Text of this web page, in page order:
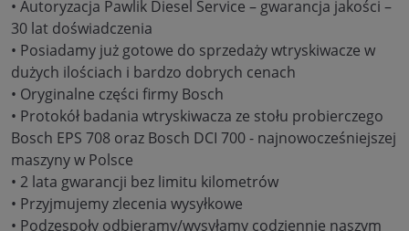
• Autoryzacja Pawlik Diesel Service – gwarancja jakości –
30 lat doświadczenia
• Posiadamy już gotowe do sprzedaży wtryskiwacze w
dużych ilościach i bardzo dobrych cenach
• Oryginalne części firmy Bosch
• Protokół badania wtryskiwacza ze stołu probierczego
Bosch EPS 708 oraz Bosch DCI 700 - najnowocześniejszej
maszyny w Polsce
• 2 lata gwarancji bez limitu kilometrów
• Przyjmujemy zlecenia wysyłkowe
• Podzespoły odbieramy/wysyłamy codziennie naszym